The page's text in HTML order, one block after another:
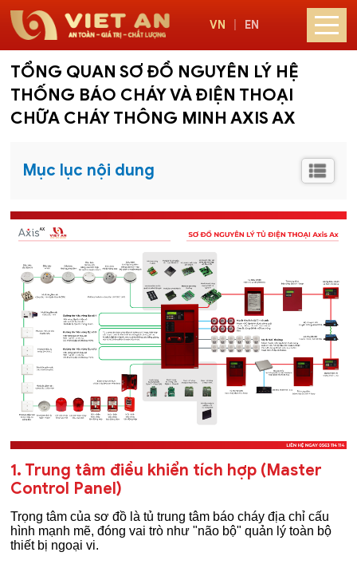
VN EN
TỔNG QUAN SƠ ĐỒ NGUYÊN LÝ HỆ
THỐNG BÁO CHÁY VÀ ĐIỆN THOẠI
CHỮA CHÁY THÔNG MINH AXIS AX
Mục lục nội dung
1. Trung tâm điều khiển tích hợp (Master
Control Panel)
Trọng tâm của sơ đồ là tủ trung tâm báo cháy địa chỉ cấu
hình mạnh mẽ, đóng vai trò như "não bộ" quản lý toàn bộ
thiết bị ngoại vi.